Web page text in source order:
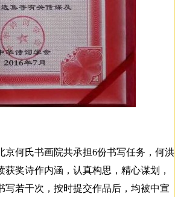
何氏书画院共承担6份书写任务，何洪
奖诗作内涵，认真构思，精心谋划，
若干次，按时提交作品后，均被中宣